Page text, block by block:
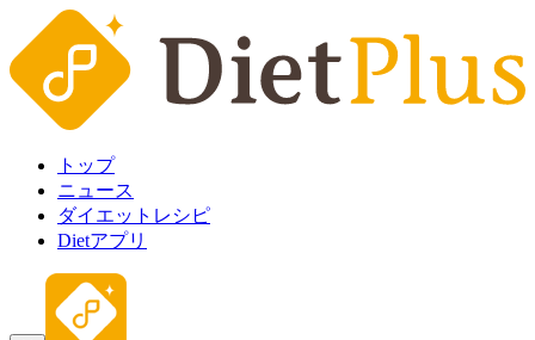
トップ
ニュース
ダイエットレシピ
Dietアプリ